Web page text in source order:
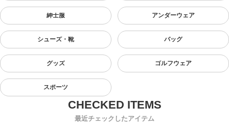
紳士服 アンダーウェア
シューズ・靴 バッグ
グッズ ゴルフウェア
スポーツ
最近チェックしたアイテム